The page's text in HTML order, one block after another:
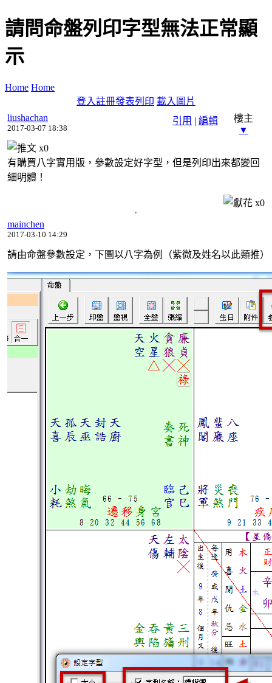
請問命盤列印字型無法正常顯
示
Home Home
登入註冊發表列印 載入圖片
引用 | 編輯
liushachan
2017-03-07 18:38
樓主
▼
x0
有購買八字實用版，參數設定好字型，但是列印出來都變回
細明體！
x0
mainchen
2017-03-10 14:29
請由命盤參數設定，下圖以八字為例（紫微及姓名以此類推）